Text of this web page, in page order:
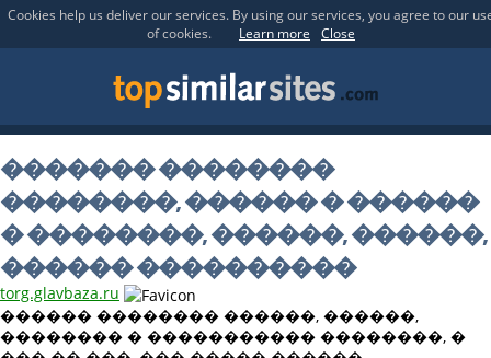
Cookies help us deliver our services. By using our services, you agree to our
of cookies.
Learn more Close
������� ��������
��������, ������ � ������
� ��������, ������, ������,
������ ����������
torg.glavbaza.ru
������ �������� ������, ������,
�������� � ����������� ��������, �